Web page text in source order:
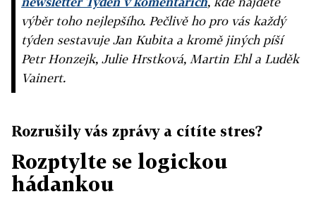
výběr toho nejlepšího. Pečlivě ho pro vás každý
týden sestavuje Jan Kubita a kromě jiných píší
Petr Honzejk, Julie Hrstková, Martin Ehl a Luděk
Vainert.
Rozrušily vás zprávy a cítíte stres?
Rozptylte se logickou
hádankou